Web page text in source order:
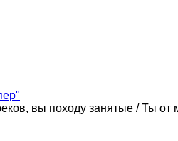
вы походу занятые / Ты